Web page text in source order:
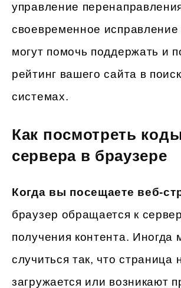
управление
своевременное
могут помочь поддержать и
рейтинг вашего сайта в
системах.
Как посмотреть
сервера в браузере
Когда вы посещаете веб-
браузер обращается к
получения контента. Иногда
случиться так, что страница
загружается или возникают